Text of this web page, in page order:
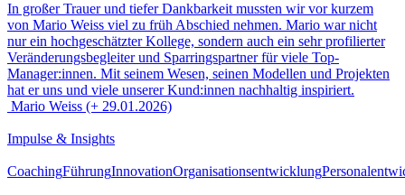
In großer Trauer und tiefer Dankbarkeit mussten wir vor kurzem
von Mario Weiss viel zu früh Abschied nehmen. Mario war nicht
nur ein hochgeschätzter Kollege, sondern auch ein sehr profilierter
Veränderungsbegleiter und Sparringspartner für viele Top-
Manager:innen. Mit seinem Wesen, seinen Modellen und Projekten
hat er uns und viele unserer Kund:innen nachhaltig inspiriert.
Mario Weiss (+ 29.01.2026)
Impulse & Insights
CoachingFührungInnovationOrganisationsentwicklung